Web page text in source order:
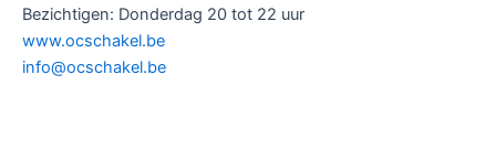
Bezichtigen: Donderdag 20 tot 22 uur
www.ocschakel.be
info@ocschakel.be